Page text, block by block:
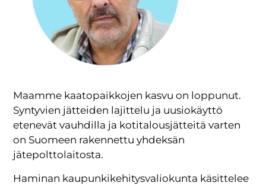
Maamme kaatopaikkojen kasvu on loppunut.
Syntyvien jätteiden lajittelu ja uusiokäyttö
etenevät vauhdilla ja kotitalousjätteitä varten
on Suomeen rakennettu yhdeksän
jätepolttolaitosta.
Haminan kaupunkikehitysvaliokunta käsittelee